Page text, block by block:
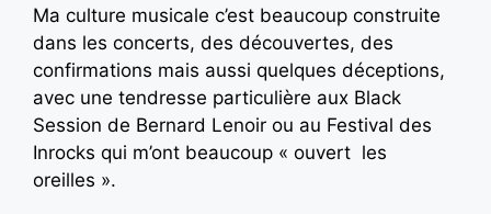
Ma culture musicale c’est beaucoup construite
dans les concerts, des découvertes, des
confirmations mais aussi quelques déceptions,
avec une tendresse particulière aux Black
Session de Bernard Lenoir ou au Festival des
Inrocks qui m’ont beaucoup « ouvert les
oreilles ».